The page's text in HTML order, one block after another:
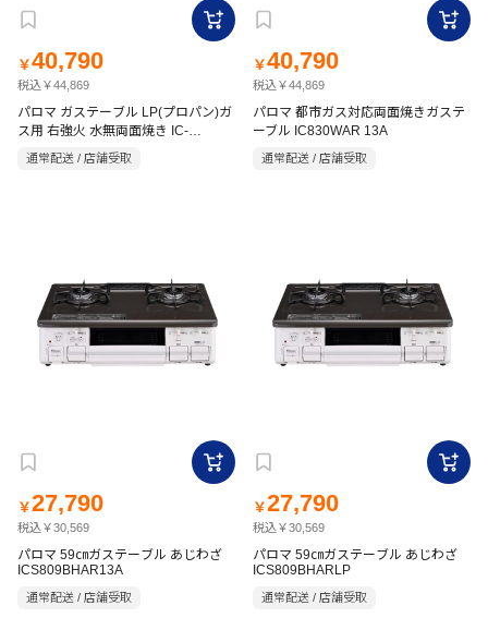
￥40,790
税込￥44,869
パロマ ガステーブル LP(プロパン)ガ
ス用 右強火 水無両面焼き IC-
通常配送 / 店舗受取
￥40,790
税込￥44,869
パロマ 都市ガス対応両面焼きガステ
ーブル IC830WAR 13A
通常配送 / 店舗受取
￥27,790
税込￥30,569
パロマ 59㎝ガステーブル あじわざ
ICS809BHAR13A
通常配送 / 店舗受取
￥27,790
税込￥30,569
パロマ 59㎝ガステーブル あじわざ
ICS809BHARLP
通常配送 / 店舗受取